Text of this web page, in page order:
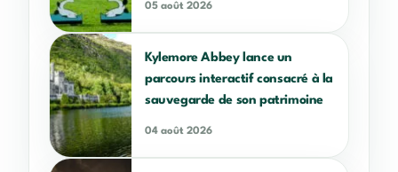
05 août 2026
Kylemore Abbey lance un
parcours interactif consacré à la
sauvegarde de son patrimoine
04 août 2026